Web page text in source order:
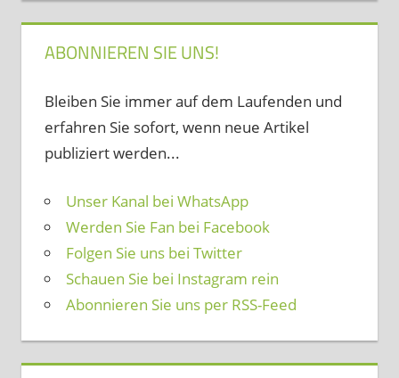
ABONNIEREN SIE UNS!
Bleiben Sie immer auf dem Laufenden und
erfahren Sie sofort, wenn neue Artikel
publiziert werden...
Unser Kanal bei WhatsApp
Werden Sie Fan bei Facebook
Folgen Sie uns bei Twitter
Schauen Sie bei Instagram rein
Abonnieren Sie uns per RSS-Feed